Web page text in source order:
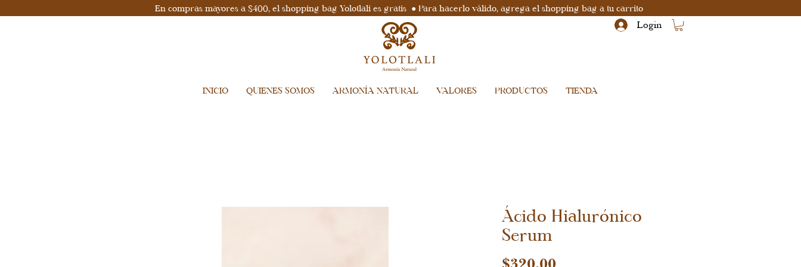
Login
En compras mayores a $400, el shopping bag Yolotlali es gratis ● Para hacerlo válido, agrega el shopping bag a tu carrito
INICIO QUIENES SOMOS ARMONÍA NATURAL VALORES PRODUCTOS TIENDA
Ácido Hialurónico
Serum
Precio